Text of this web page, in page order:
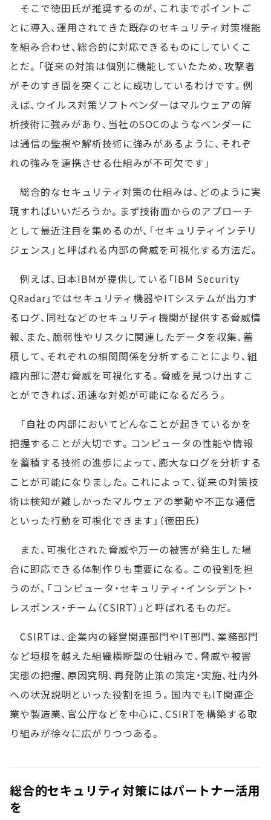
そこで徳田氏が推奨するのが、これまでポイントご
とに導入、運用されてきた既存のセキュリティ対策機能
を組み合わせ、総合的に対応できるものにしていくこ
とだ。「従来の対策は個別に機能していたため、攻撃者
がそのすき間を突くことに成功しているわけです。例
えば、ウイルス対策ソフトベンダーはマルウェアの解
析技術に強みがあり、当社のSOCのようなベンダーに
は通信の監視や解析技術に強みがあるように、それぞ
れの強みを連携させる仕組みが不可欠です」
総合的なセキュリティ対策の仕組みは、どのように実
現すればいいだろうか。まず技術面からのアプローチ
として最近注目を集めるのが、「セキュリティインテリ
ジェンス」と呼ばれる内部の脅威を可視化する方法だ。
例えば、日本IBMが提供している「IBM Security
QRadar」ではセキュリティ機器やITシステムが出力す
るログ、同社などのセキュリティ機関が提供する脅威情
報、また、脆弱性やリスクに関連したデータを収集、蓄
積して、それぞれの相関関係を分析することにより、組
織内部に潜む脅威を可視化する。脅威を見つけ出すこ
とができれば、迅速な対処が可能になるだろう。
「自社の内部においてどんなことが起きているかを
把握することが大切です。コンピュータの性能や情報
を蓄積する技術の進歩によって、膨大なログを分析する
ことが可能になりました。これによって、従来の対策技
術は検知が難しかったマルウェアの挙動や不正な通信
といった行動を可視化できます」（徳田氏）
また、可視化された脅威や万一の被害が発生した場
合に即応できる体制作りも重要になる。この役割を担
うのが、「コンピュータ・セキュリティ・インシデント・
レスポンス・チーム（CSIRT）」と呼ばれるものだ。
CSIRTは、企業内の経営関連部門やIT部門、業務部門
など垣根を越えた組織横断型の仕組みで、脅威や被害
実態の把握、原因究明、再発防止策の策定・実施、社内外
への状況説明といった役割を担う。国内でもIT関連企
業や製造業、官公庁などを中心に、CSIRTを構築する取
り組みが徐々に広がりつつある。
総合的セキュリティ対策にはパートナー活用
を